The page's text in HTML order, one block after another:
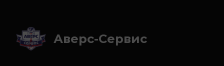
Аверс-Сервис